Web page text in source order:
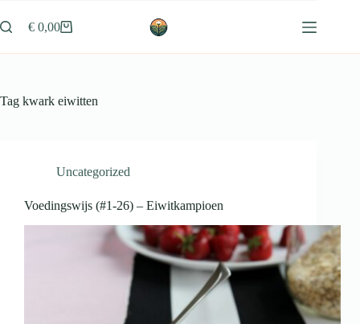
naar
de
Winkelwagen
€ 0,00
Tag kwark eiwitten
Uncategorized
Voedingswijs (#1-26) – Eiwitkampioen